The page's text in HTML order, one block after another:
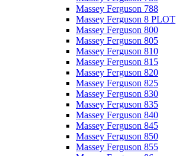
Massey Ferguson 788
Massey Ferguson 8 PLOT
Massey Ferguson 800
Massey Ferguson 805
Massey Ferguson 810
Massey Ferguson 815
Massey Ferguson 820
Massey Ferguson 825
Massey Ferguson 830
Massey Ferguson 835
Massey Ferguson 840
Massey Ferguson 845
Massey Ferguson 850
Massey Ferguson 855